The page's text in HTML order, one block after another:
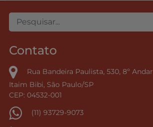
Contato
Rua Bandeira Paulista, 530, 8º Andar
Itaim Bibi, São Paulo/SP
CEP: 04532-001
(11) 93729-9073